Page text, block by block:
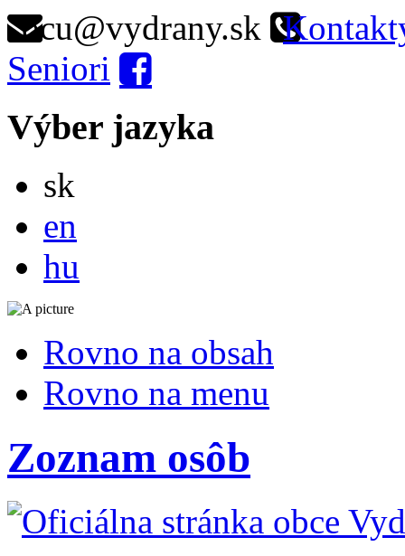
ocu@vydrany.sk
Seniori
Výber jazyka
sk
en
hu
Rovno na obsah
Rovno na menu
Zoznam osôb